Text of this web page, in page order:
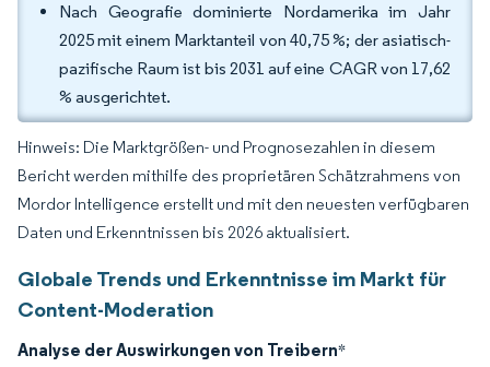
Nach Geografie dominierte Nordamerika im Jahr
2025 mit einem Marktanteil von 40,75 %; der asiatisch-
pazifische Raum ist bis 2031 auf eine CAGR von 17,62
% ausgerichtet.
Hinweis: Die Marktgrößen- und Prognosezahlen in diesem
Bericht werden mithilfe des proprietären Schätzrahmens von
Mordor Intelligence erstellt und mit den neuesten verfügbaren
Daten und Erkenntnissen bis 2026 aktualisiert.
Globale Trends und Erkenntnisse im Markt für
Content-Moderation
Analyse der Auswirkungen von Treibern*